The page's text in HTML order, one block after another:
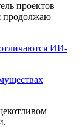
проектов
продолжаю
ИИ-